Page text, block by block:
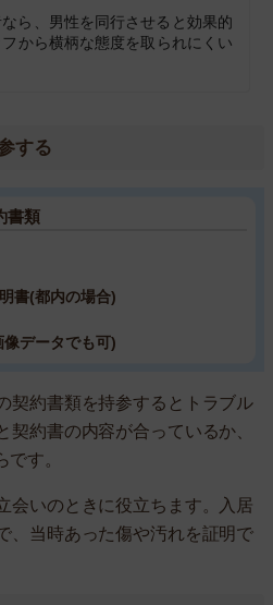
ら、男性を同行させると効果的
から横柄な態度を取られにくい
する
書類
書(都内の場合)
像データでも可)
契約書類を持参するとトラブル
契約書の内容が合っているか、
す。
会いのときに役立ちます。入居
、当時あった傷や汚れを証明で